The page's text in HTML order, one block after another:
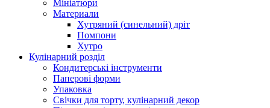
Мініатюри
Материали
Хутряний (синельний) дріт
Помпони
Хутро
Кулінарний розділ
Кондитерські інструменти
Паперові форми
Упаковка
Свічки для торту, кулінарний декор